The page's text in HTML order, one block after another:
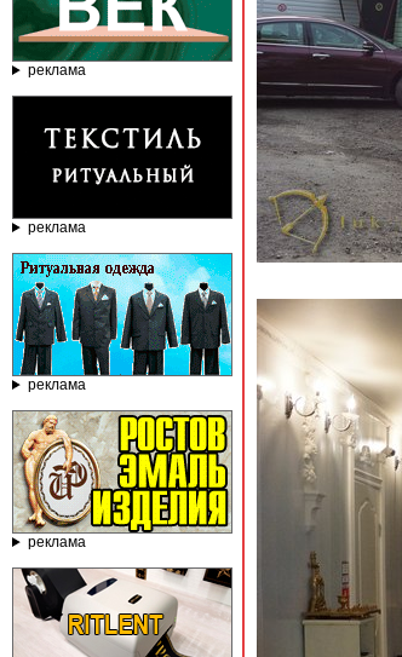
реклама
реклама
реклама
реклама